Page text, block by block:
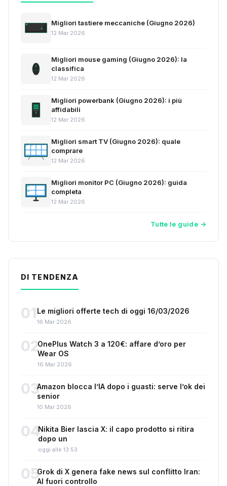
Migliori tastiere meccaniche (Giugno 2026)
12 Mar 2026
Migliori mouse gaming (Giugno 2026): la
classifica
12 Mar 2026
Migliori powerbank (Giugno 2026): i più
affidabili
12 Mar 2026
Migliori smart TV (Giugno 2026): quale
comprare
12 Mar 2026
Migliori monitor PC (Giugno 2026): guida
completa
12 Mar 2026
Tutte le guide →
DI TENDENZA
01 Le migliori offerte tech di oggi 16/03/2026
16 Mar 2026
02OnePlus Watch 3 a 120€: affare d’oro per
Wear OS
16 Mar 2026
03Amazon blocca l’IA dopo i guasti: serve l’ok dei
senior
10 Mar 2026
04Nikita Bier lascia X: il capo prodotto si ritira
dopo un
oggi alle 13:53
05Grok di X genera fake news sul conflitto Iran:
AI fuori controllo